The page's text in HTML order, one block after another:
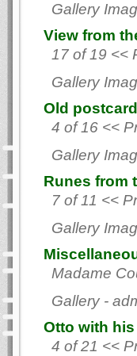
Gallery
View from
17 of 19 <<
Gallery
Old
4 of 16 <<
Gallery
Runes from
7 of 11 <<
Gallery
Madame
Gallery -
Otto with
4 of 21 <<